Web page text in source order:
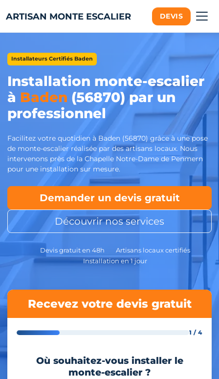
ARTISAN MONTE ESCALIER DEVIS
Installateurs Certifiés Baden
Installation monte-escalier
à Baden (56870) par un
professionnel
Facilitez votre quotidien à Baden (56870) grâce à une pose
de monte-escalier réalisée par des artisans locaux. Nous
intervenons près de la Chapelle Notre-Dame de Penmern
pour une installation sur mesure.
Demander un devis gratuit
Découvrir nos services
Devis gratuit en 48h
Artisans locaux certifiés
Installation en 1 jour
Recevez votre devis gratuit
1 / 4
Où souhaitez-vous installer le
monte-escalier ?